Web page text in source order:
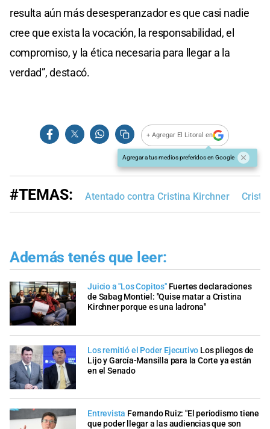
resulta aún más desesperanzador es que casi nadie
cree que exista la vocación, la responsabilidad, el
compromiso, y la ética necesaria para llegar a la
verdad”, destacó.
+ Agregar El Litoral en
Agregar a tus medios preferidos en Google
#TEMAS: Atentado contra Cristina Kirchner
Además tenés que leer:
Juicio a "Los Copitos" Fuertes declaraciones
de Sabag Montiel: "Quise matar a Cristina
Kirchner porque es una ladrona"
Los remitió el Poder Ejecutivo Los pliegos de
Lijo y García-Mansilla para la Corte ya están
en el Senado
Entrevista Fernando Ruiz: "El periodismo tiene
que poder llegar a las audiencias que son